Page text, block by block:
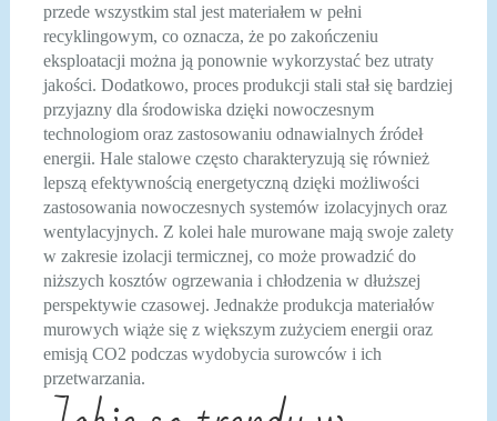
przede wszystkim stal jest materiałem w pełni
recyklingowym, co oznacza, że po zakończeniu
eksploatacji można ją ponownie wykorzystać bez utraty
jakości. Dodatkowo, proces produkcji stali stał się bardziej
przyjazny dla środowiska dzięki nowoczesnym
technologiom oraz zastosowaniu odnawialnych źródeł
energii. Hale stalowe często charakteryzują się również
lepszą efektywnością energetyczną dzięki możliwości
zastosowania nowoczesnych systemów izolacyjnych oraz
wentylacyjnych. Z kolei hale murowane mają swoje zalety
w zakresie izolacji termicznej, co może prowadzić do
niższych kosztów ogrzewania i chłodzenia w dłuższej
perspektywie czasowej. Jednakże produkcja materiałów
murowych wiąże się z większym zużyciem energii oraz
emisją CO2 podczas wydobycia surowców i ich
przetwarzania.